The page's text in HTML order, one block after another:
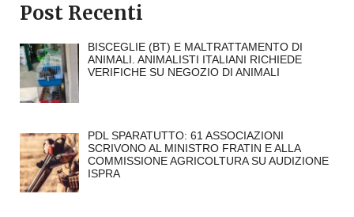
Post Recenti
BISCEGLIE (BT) E MALTRATTAMENTO DI
ANIMALI. ANIMALISTI ITALIANI RICHIEDE
VERIFICHE SU NEGOZIO DI ANIMALI
PDL SPARATUTTO: 61 ASSOCIAZIONI
SCRIVONO AL MINISTRO FRATIN E ALLA
COMMISSIONE AGRICOLTURA SU AUDIZIONE
ISPRA